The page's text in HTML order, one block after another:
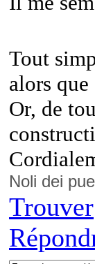
Tout
alors
Or, de
Noli dei
Trouver